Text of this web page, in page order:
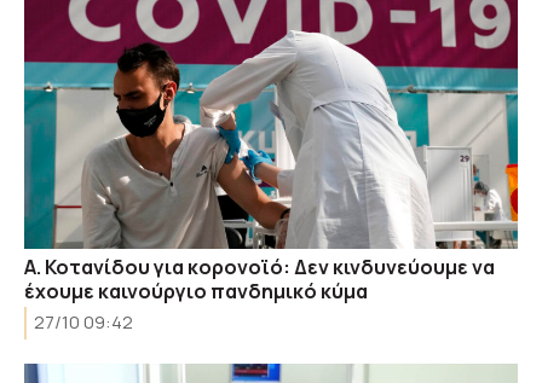
Α. Κοτανίδου για κορονοϊό: Δεν κινδυνεύουμε να
έχουμε καινούργιο πανδημικό κύμα
27/10 09:42